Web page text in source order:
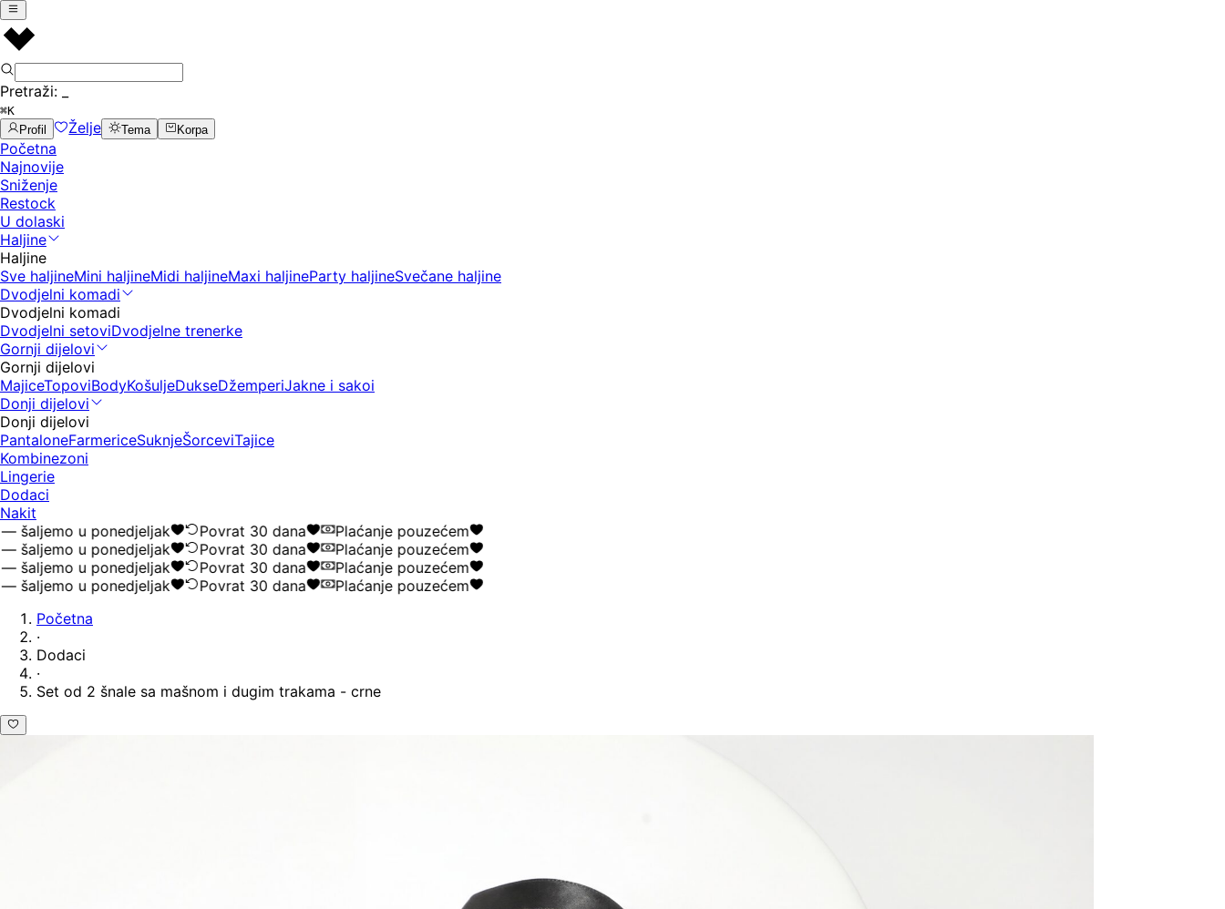
Pretraži:
⌘K
Profil
Želje Tema Korpa
Početna
Najnovije
Sniženje
Restock
U dolaski
Haljine
Haljine
Sve haljineMini haljineMidi haljineMaxi haljineParty haljineSvečane haljine
Dvodjelni komadi
Dvodjelni komadi
Dvodjelni setoviDvodjelne trenerke
Gornji dijelovi
Gornji dijelovi
MajiceTopoviBodyKošuljeDukseDžemperiJakne i sakoi
Donji dijelovi
Donji dijelovi
PantaloneFarmericeSuknjeŠorceviTajice
Kombinezoni
Lingerie
Dodaci
Nakit
u ponedjeljak
Povrat 30 dana
Plaćanje pouzećem
u ponedjeljak
Povrat 30 dana
Plaćanje pouzećem
u ponedjeljak
Povrat 30 dana
Plaćanje pouzećem
u ponedjeljak
Povrat 30 dana
Plaćanje pouzećem
Početna
·
Dodaci
·
Set od 2 šnale sa mašnom i dugim trakama - crne